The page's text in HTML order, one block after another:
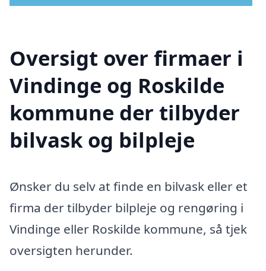
Oversigt over firmaer i
Vindinge og Roskilde
kommune der tilbyder
bilvask og bilpleje
Ønsker du selv at finde en bilvask eller et
firma der tilbyder bilpleje og rengøring i
Vindinge eller Roskilde kommune, så tjek
oversigten herunder.